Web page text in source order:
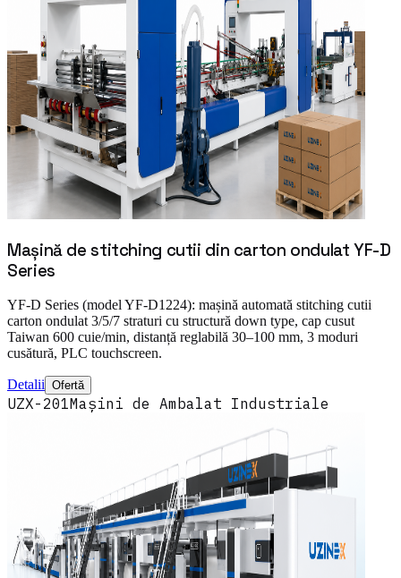
Mașină de stitching cutii din carton ondulat YF-D
Series
YF-D Series (model YF-D1224): mașină automată stitching cutii
carton ondulat 3/5/7 straturi cu structură down type, cap cusut
Taiwan 600 cuie/min, distanță reglabilă 30–100 mm, 3 moduri
cusătură, PLC touchscreen.
Detalii Ofertă
UZX-201Mașini de Ambalat Industriale